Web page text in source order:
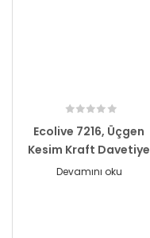
Ecolive 7216, Üçgen
Kesim Kraft Davetiye
Devamını oku